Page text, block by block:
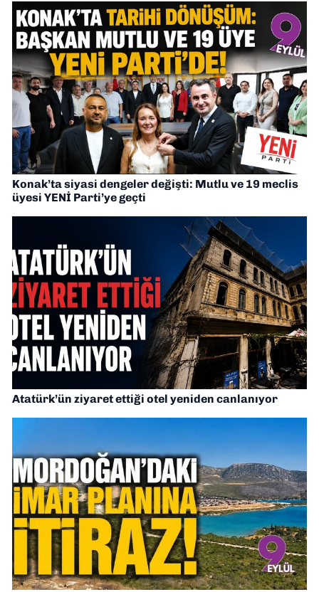
Konak’ta siyasi dengeler değişti: Mutlu ve 19 meclis
üyesi YENİ Parti’ye geçti
Atatürk’ün ziyaret ettiği otel yeniden canlanıyor